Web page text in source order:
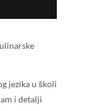
jezika u školi
i detalji